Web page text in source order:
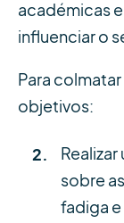
académicas
influenciar o
Para
objetivos:
sobre
fadiga